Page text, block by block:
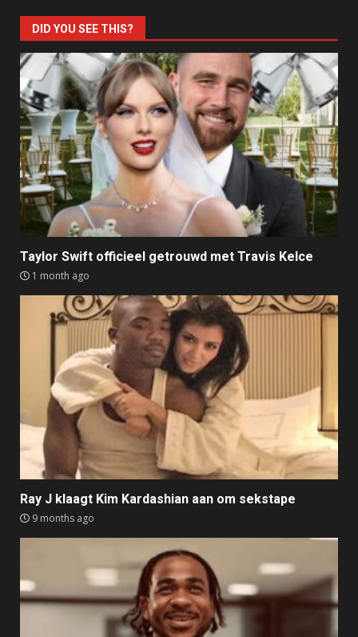
DID YOU SEE THIS?
Taylor Swift officieel getrouwd met Travis Kelce
1 month ago
Ray J klaagt Kim Kardashian aan om sekstape
9 months ago